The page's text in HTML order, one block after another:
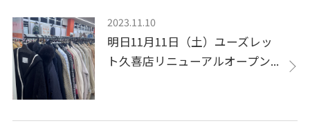
2023.11.10
明日11月11日（土）ユーズレッ
ト久喜店リニューアルオープン...